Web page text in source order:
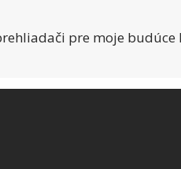
pre moje budúce